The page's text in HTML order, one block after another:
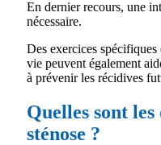
En dernier recours, une
nécessaire.
Des exercices
vie peuvent également
à prévenir les récidives
Quelles sont les
sténose ?